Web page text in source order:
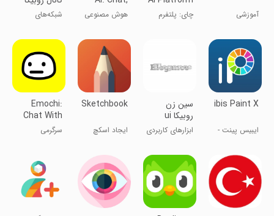
آموزشی
چای: پلتفرم
Talk, Text
هوش مصنوعی
صحبت، متن
شبکه‌های
ibis Paint X
ایبیس پینت -
سین زن
روبیکا ui
ابزارهای کاربردی
Sketchbook
ایجاد اسکچ
Emochi:
Chat With
Character
سرگرمی